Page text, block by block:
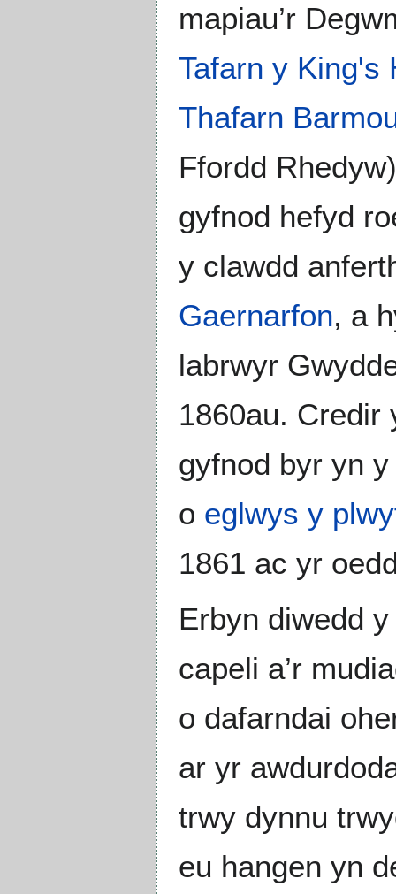
mapiau’r
Tafarn y King's
Thafarn
Ffordd
gyfnod hefyd
y clawdd
Gaernarfon, a
labrwyr
1860au. Credir
gyfnod byr yn
o eglwys y
1861 ac yr
Erbyn diwedd
capeli a’r
o dafarndai
ar yr
trwy dynnu
eu hangen yn